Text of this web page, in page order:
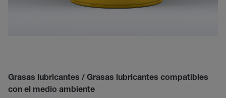
Grasas lubricantes / Grasas lubricantes compatibles
con el medio ambiente